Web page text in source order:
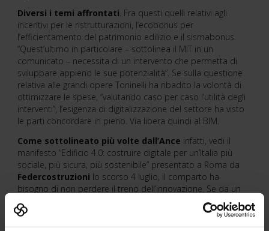
Diversi i temi affrontati. Fra questi quelli relativi agli
incentivi per le ristrutturazioni, l’ecobonus per
l’efficientamento del patrimonio edilizio e il sismabonus.
“Quest’ultimo in particolare – sottolinea il MIT in un
comunicato – necessita di un intervento che permetta di
sviluppare appieno le sue potenzialità”. Se sulla questione
relativa alle grandi opere Toninelli ha ribadito la volontà di
ottimizzare le spese, “valutando caso per caso l’utilità degli
interventi”, l’esigenza di digitalizzazione del settore ha visto
le parti concordare in pieno. Via libera quindi al BIM.
Come sottolineato più volte dall’Ance infatti, vedi il
manifesto “Edificio 4.0: costruire digitale per un’Italia più
sociale, più sicura, più sostenibile” presentato a Roma da
Federcostruzioni lo scorso 4 luglio, il comparto ha
bisogno di non perdere il treno dell’innovazione. Se da un
lato questo dipende da un cambio di cultura da parte di
tutti gli attori della filiera, lo Stato può fare molto per fornire
gli strumenti giusti alle imprese.